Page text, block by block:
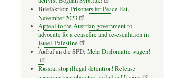
Briefaktion: Prisoners for Peace list,
November 2023
Appeal to the Austrian government to
advocate for a ceasefire and de-escalation in
Israel-Palestine
Aufruf an die SPD: Mehr Diplomatie wagen!
Russia, stop illegal detention! Release